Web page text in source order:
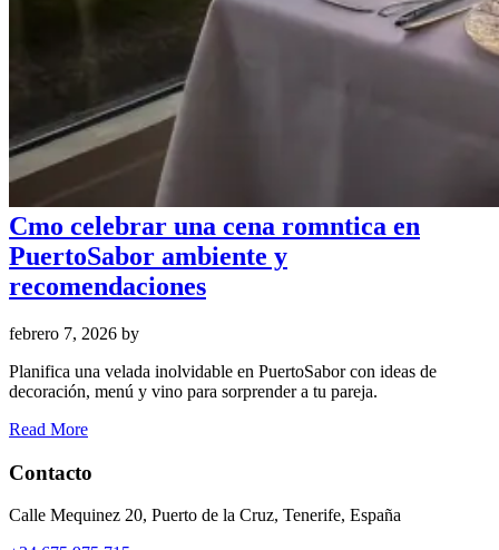
Cmo celebrar una cena romntica en
PuertoSabor ambiente y
recomendaciones
febrero 7, 2026 by
Planifica una velada inolvidable en PuertoSabor con ideas de
decoración, menú y vino para sorprender a tu pareja.
Read More
Contacto
Calle Mequinez 20, Puerto de la Cruz, Tenerife, España